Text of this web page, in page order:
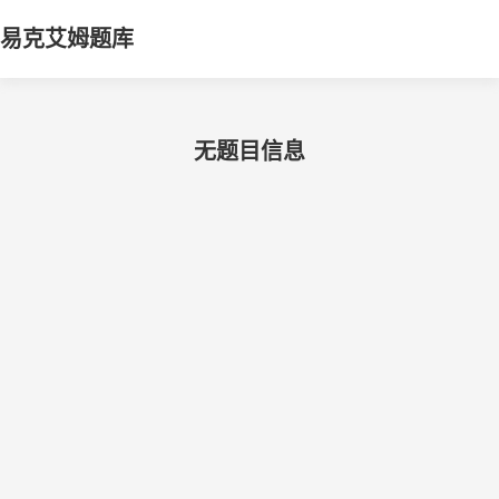
易克艾姆题库
无题目信息